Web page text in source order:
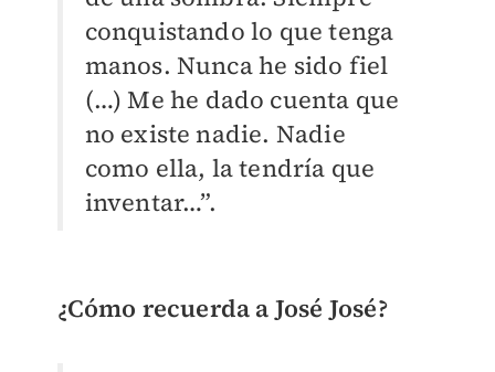
conquistando lo que tenga
manos. Nunca he sido fiel
(…) Me he dado cuenta que
no existe nadie. Nadie
como ella, la tendría que
inventar…”.
¿Cómo recuerda a José José?